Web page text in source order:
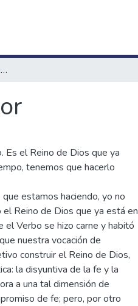
Reflexiones sobre la organización mayor
Es el Reino de Dios que ya
tenemos que hacerlo
estamos haciendo, yo no
Reino de Dios que ya está en
Verbo se hizo carne y habitó
nuestra vocación de
construir el Reino de Dios,
la disyuntiva de la fe y la
a una tal dimensión de
de fe; pero, por otro